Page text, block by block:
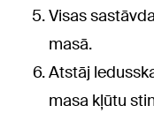
Visas
masā.
Atstāj
masa kļūtu